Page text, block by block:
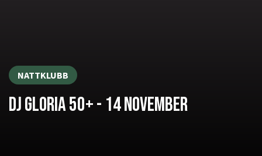
NATTKLUBB
DJ GLORIA 50+ - 14 NOVEMBER